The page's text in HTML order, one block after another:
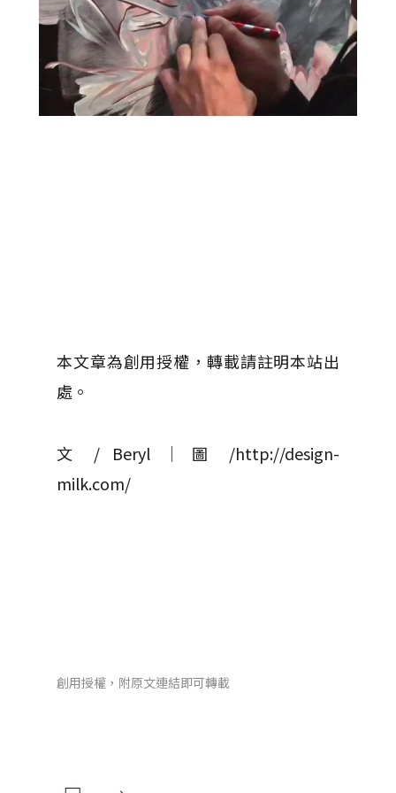
本文章為創用授權，轉載請註明本站出
處。
文 / Beryl │ 圖 /http://design-
milk.com/
創用授權，附原文連結即可轉載